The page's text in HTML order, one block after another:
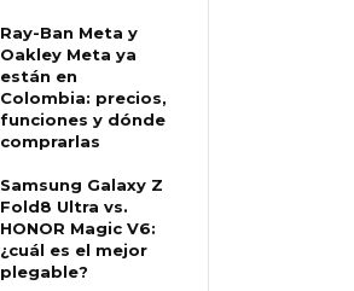
Ray-Ban Meta y
Oakley Meta ya
están en
Colombia: precios,
funciones y dónde
comprarlas
Samsung Galaxy Z
Fold8 Ultra vs.
HONOR Magic V6:
¿cuál es el mejor
plegable?